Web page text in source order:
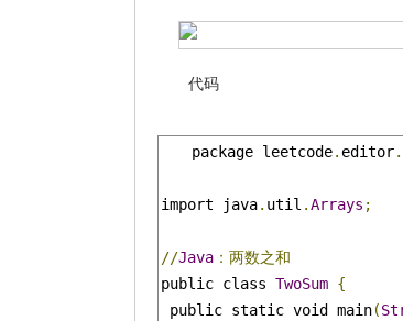
代码
package leetcode. editor.
import java. util .Arrays ;
//Java ：两数之和
public class TwoSum {
public static void main(